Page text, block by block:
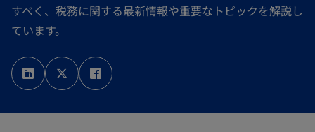
すべく、税務に関する最新情報や重要なトピックを解説し
ています。
新
し
い
タ
新
し
い
タ
し
い